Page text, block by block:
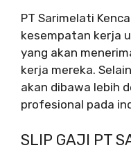
PT Sarimelati
kesempatan kerja
yang akan
kerja mereka.
akan dibawa lebih
profesional pada
SLIP GAJI PT